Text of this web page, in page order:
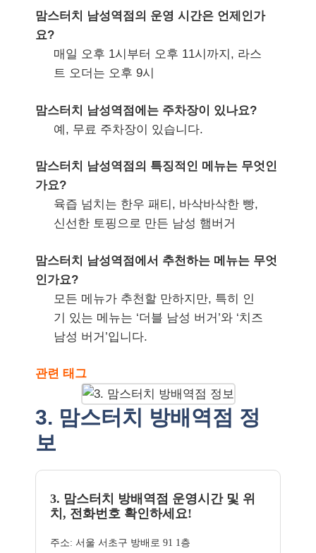
맘스터치 남성역점의 운영 시간은 언제인가
요?
매일 오후 1시부터 오후 11시까지, 라스
트 오더는 오후 9시
맘스터치 남성역점에는 주차장이 있나요?
예, 무료 주차장이 있습니다.
맘스터치 남성역점의 특징적인 메뉴는 무엇인
가요?
육즙 넘치는 한우 패티, 바삭바삭한 빵,
신선한 토핑으로 만든 남성 햄버거
맘스터치 남성역점에서 추천하는 메뉴는 무엇
인가요?
모든 메뉴가 추천할 만하지만, 특히 인
기 있는 메뉴는 ‘더블 남성 버거’와 ‘치즈
남성 버거’입니다.
관련 태그
3. 맘스터치 방배역점 정
보
3. 맘스터치 방배역점 운영시간 및 위
치, 전화번호 확인하세요!
주소: 서울 서초구 방배로 91 1층